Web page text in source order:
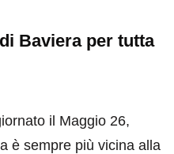
Baviera per tutta
il Maggio 26,
è sempre più vicina alla